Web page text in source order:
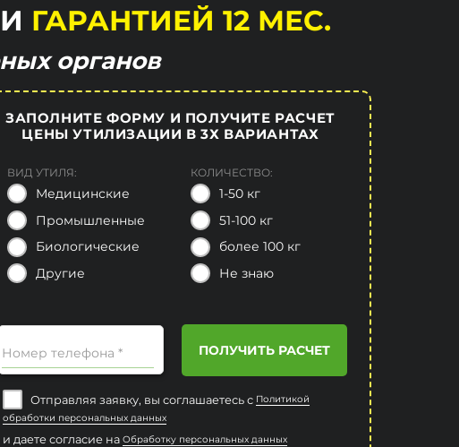
И ГАРАНТИЕЙ 12 МЕС.
органов
ЗАПОЛНИТЕ ФОРМУ И ПОЛУЧИТЕ РАСЧЕТ
ЦЕНЫ УТИЛИЗАЦИИ В 3Х ВАРИАНТАХ
ВИД УТИЛЯ:
Медицинские
Промышленные
Биологические
Другие
КОЛИЧЕСТВО:
1-50 кг
51-100 кг
более 100 кг
Не знаю
Номер телефона * ПОЛУЧИТЬ РАСЧЕТ
Отправляя заявку, вы соглашаетесь с Политикой
обработки персональных данных
и даете согласие на Обработку персональных данных